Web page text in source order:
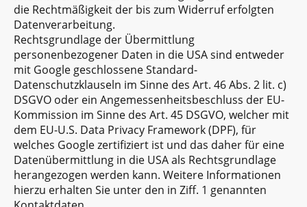
die Rechtmäßigkeit der bis zum Widerruf erfolgten
Datenverarbeitung.
Rechtsgrundlage der Übermittlung
personenbezogener Daten in die USA sind entweder
mit Google geschlossene Standard-
Datenschutzklauseln im Sinne des Art. 46 Abs. 2 lit. c)
DSGVO oder ein Angemessenheitsbeschluss der EU-
Kommission im Sinne des Art. 45 DSGVO, welcher mit
dem EU-U.S. Data Privacy Framework (DPF), für
welches Google zertifiziert ist und das daher für eine
Datenübermittlung in die USA als Rechtsgrundlage
herangezogen werden kann. Weitere Informationen
hierzu erhalten Sie unter den in Ziff. 1 genannten